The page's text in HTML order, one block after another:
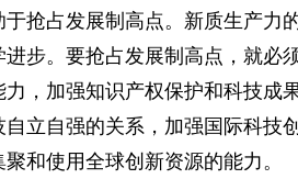
抢占发展制高点。新质生产力
步。要抢占发展制高点，就必
，加强知识产权保护和科技成
立自强的关系，加强国际科技
和使用全球创新资源的能力。